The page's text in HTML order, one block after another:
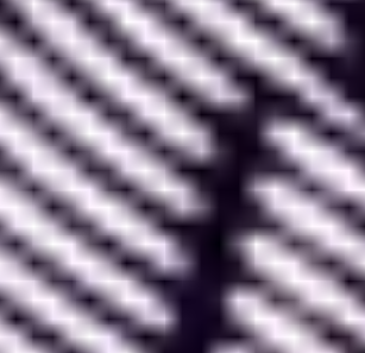
Figma soit intuitive et très
de cette dernière un excellent
de Wireframes, comparable à
permet de créer des éléments
des formes très facilement.
particulièrement utiles, d’autant
d’en faire des « composants
les utiliser à répétition et les